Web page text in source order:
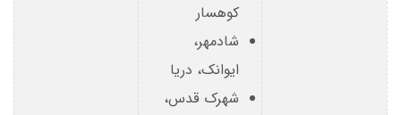
کوهسار
شادمهر،
ایوانک، دریا
شهرک قدس،